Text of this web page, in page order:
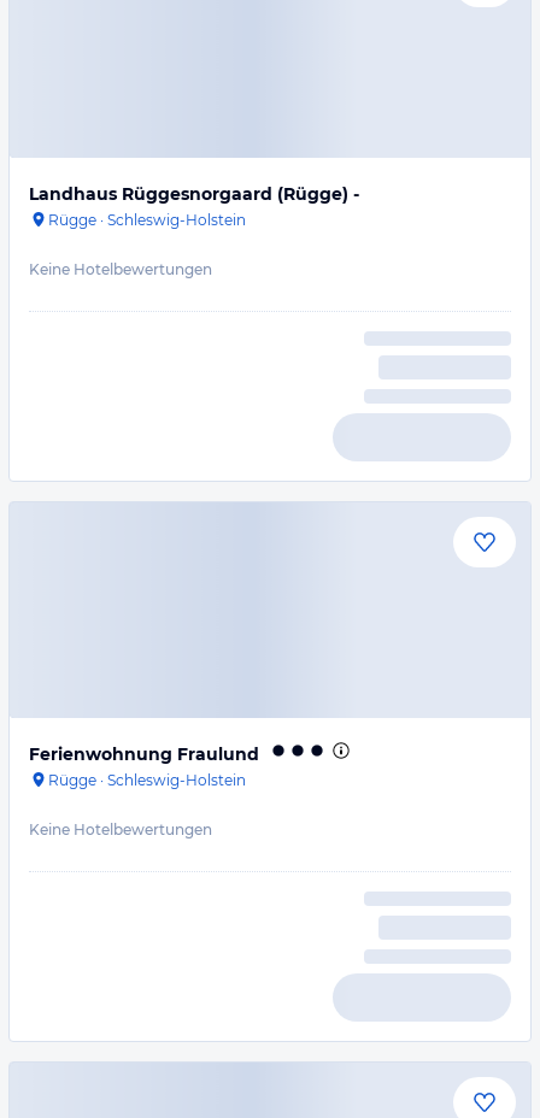
Landhaus Rüggesnorgaard (Rügge) -
Rügge · Schleswig-Holstein
Keine Hotelbewertungen
Ferienwohnung Fraulund
Rügge · Schleswig-Holstein
Keine Hotelbewertungen